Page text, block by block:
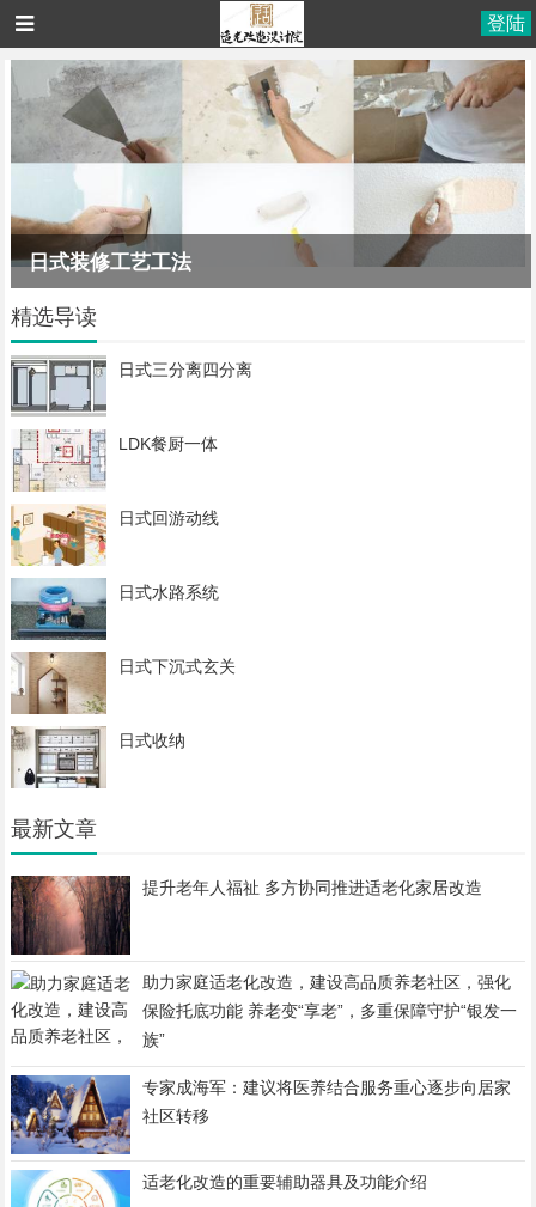
登陆
日式装修工艺工法
精选导读
日式三分离四分离
LDK餐厨一体
日式回游动线
日式水路系统
日式下沉式玄关
日式收纳
最新文章
提升老年人福祉 多方协同推进适老化家居改造
助力家庭适老化改造，建设高品质养老社区，强化
保险托底功能 养老变“享老”，多重保障守护“银发一
族”
专家成海军：建议将医养结合服务重心逐步向居家
社区转移
适老化改造的重要辅助器具及功能介绍